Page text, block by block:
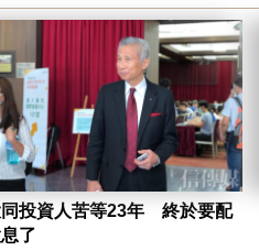
投資人苦等23年 終於要配
了